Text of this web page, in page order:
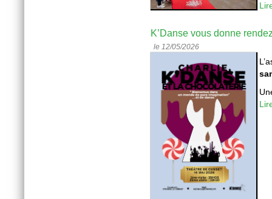
K’Danse vous donne
le 12/05/2026